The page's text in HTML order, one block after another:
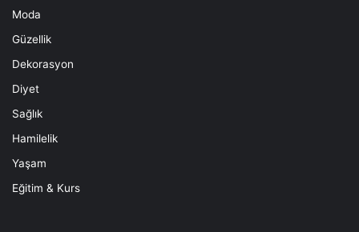
Moda
Güzellik
Dekorasyon
Diyet
Sağlık
Hamilelik
Yaşam
Eğitim & Kurs